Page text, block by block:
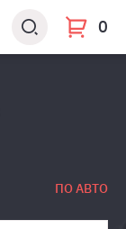
0
ПО АВТО